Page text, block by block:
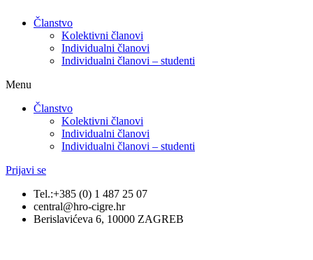
Članstvo
Kolektivni članovi
Individualni članovi
Individualni članovi – studenti
Menu
Članstvo
Kolektivni članovi
Individualni članovi
Individualni članovi – studenti
Prijavi se
Tel.:+385 (0) 1 487 25 07
central@hro-cigre.hr
Berislavićeva 6, 10000 ZAGREB